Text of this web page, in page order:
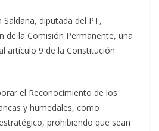
Saldaña, diputada del PT,
de la Comisión Permanente, una
artículo 9 de la Constitución
el Reconocimiento de los
y humedales, como
prohibiendo que sean